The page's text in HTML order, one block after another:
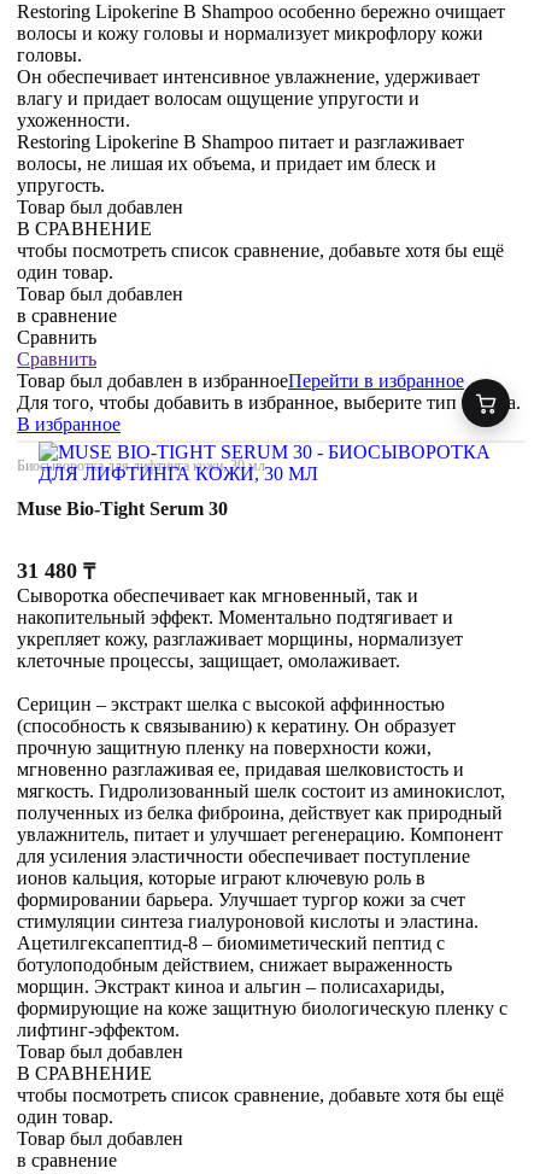
Restoring Lipokerine B Shampoo особенно бережно очищает
волосы и кожу головы и нормализует микрофлору кожи
головы.
Он обеспечивает интенсивное увлажнение, удерживает
влагу и придает волосам ощущение упругости и
ухоженности.
Restoring Lipokerine B Shampoo питает и разглаживает
волосы, не лишая их объема, и придает им блеск и
упругость.
Товар был добавлен
В СРАВНЕНИЕ
чтобы посмотреть список сравнение, добавьте хотя бы ещё
один товар.
Товар был добавлен
в сравнение
Сравнить
Сравнить
Товар был добавлен в избранноеПерейти в избранное
Для того, чтобы добавить в избранное, выберите тип товара.
В избранное
Биосыворотка для лифтинга кожи, 30 мл
Muse Bio-Tight Serum 30
31 480 ₸
Сыворотка обеспечивает как мгновенный, так и
накопительный эффект. Моментально подтягивает и
укрепляет кожу, разглаживает морщины, нормализует
клеточные процессы, защищает, омолаживает.
Серицин – экстракт шелка с высокой аффинностью
(способность к связыванию) к кератину. Он образует
прочную защитную пленку на поверхности кожи,
мгновенно разглаживая ее, придавая шелковистость и
мягкость. Гидролизованный шелк состоит из аминокислот,
полученных из белка фиброина, действует как природный
увлажнитель, питает и улучшает регенерацию. Компонент
для усиления эластичности обеспечивает поступление
ионов кальция, которые играют ключевую роль в
формировании барьера. Улучшает тургор кожи за счет
стимуляции синтеза гиалуроновой кислоты и эластина.
Ацетилгексапептид-8 – биомиметический пептид с
ботулоподобным действием, снижает выраженность
морщин. Экстракт киноа и альгин – полисахариды,
формирующие на коже защитную биологическую пленку с
лифтинг-эффектом.
Товар был добавлен
В СРАВНЕНИЕ
чтобы посмотреть список сравнение, добавьте хотя бы ещё
один товар.
Товар был добавлен
в сравнение